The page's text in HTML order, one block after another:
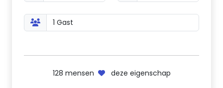
128 mensen deze eigenschap